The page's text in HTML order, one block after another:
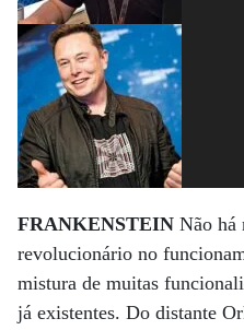
FRANKENSTEIN Não há
revolucionário no
mistura de muitas
já existentes. Do distante